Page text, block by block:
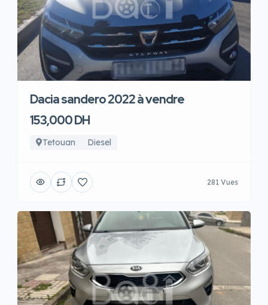
Dacia sandero 2022 à vendre
153,000 DH
Tetouan Diesel
281 Vues